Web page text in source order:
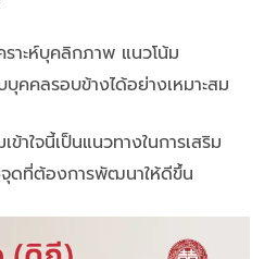
ราะห์บุคลิกภาพ แนวโน้ม
คคลรอบข้างได้อย่างเหมาะสม
เข้าใจนี้เป็นแนวทางในการเสริม
ดที่ต้องการพัฒนาให้ดีขึ้น